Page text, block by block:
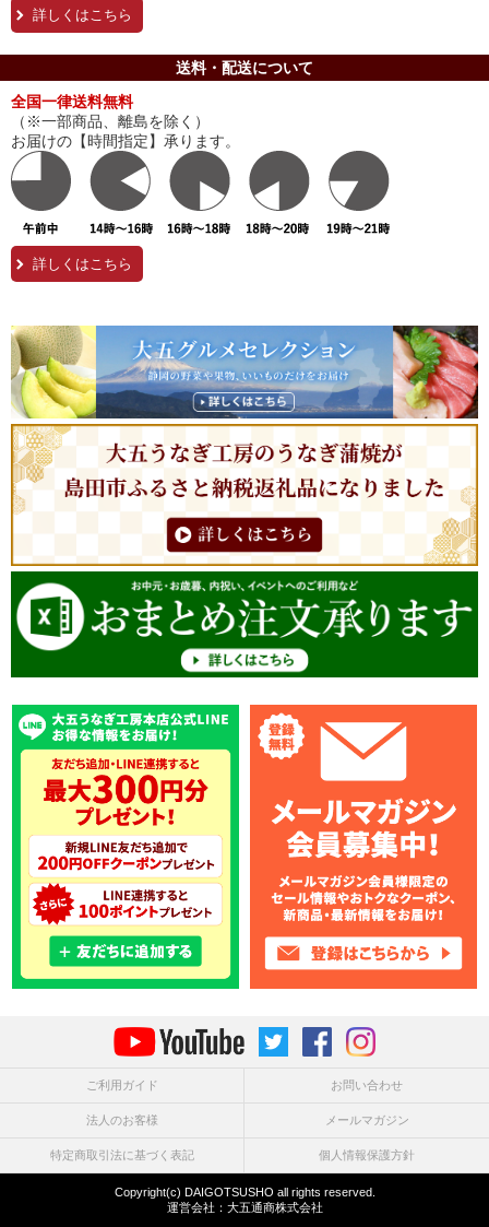
詳しくはこちら
送料・配送について
全国一律送料無料
（※一部商品、離島を除く）
お届けの【時間指定】承ります。
詳しくはこちら
ご利用ガイド お問い合わせ
法人のお客様 メールマガジン
特定商取引法に基づく表記 個人情報保護方針
Copyright(c) DAIGOTSUSHO all rights reserved.
運営会社： 大五通商株式会社